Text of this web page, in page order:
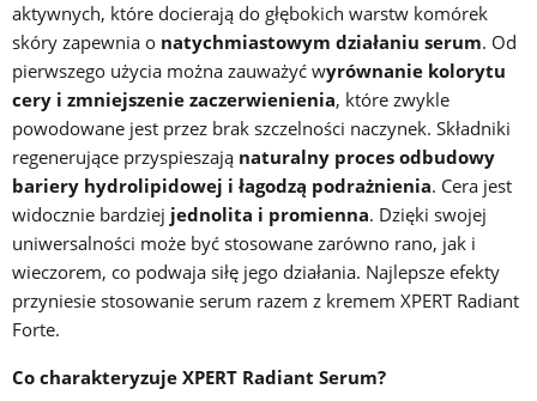
aktywnych, które docierają do głębokich warstw komórek
skóry zapewnia o natychmiastowym działaniu serum. Od
pierwszego użycia można zauważyć wyrównanie kolorytu
cery i zmniejszenie zaczerwienienia, które zwykle
powodowane jest przez brak szczelności naczynek. Składniki
regenerujące przyspieszają naturalny proces odbudowy
bariery hydrolipidowej i łagodzą podrażnienia. Cera jest
widocznie bardziej jednolita i promienna. Dzięki swojej
uniwersalności może być stosowane zarówno rano, jak i
wieczorem, co podwaja siłę jego działania. Najlepsze efekty
przyniesie stosowanie serum razem z kremem XPERT Radiant
Forte.
Co charakteryzuje XPERT Radiant Serum?